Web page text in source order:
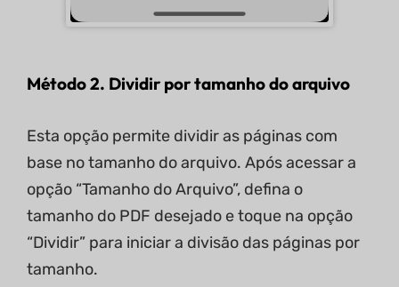
Método 2. Dividir por tamanho do arquivo
Esta opção permite dividir as páginas com
base no tamanho do arquivo. Após acessar a
opção “Tamanho do Arquivo”, defina o
tamanho do PDF desejado e toque na opção
“Dividir” para iniciar a divisão das páginas por
tamanho.